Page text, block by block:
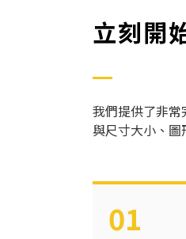
立刻開
我們提供了非
與尺寸大小、
01